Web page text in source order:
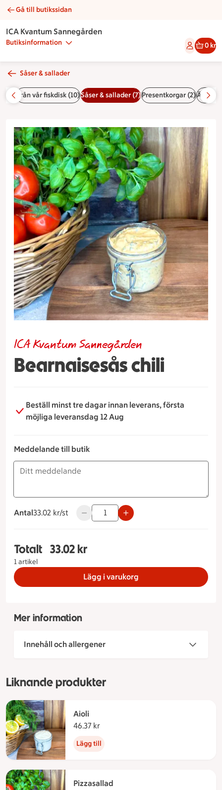
Bearnaisesås chili | Catering ICA Kvantum Sannegården
Gå till butikssidan
ICA Kvantum Sannegården
Butiksinformation 0 kr
Såser & sallader
(10) Från vår fiskdisk (10)Såser & sallader (7)Presentkorgar (2)
Bearnaisesås chili
ICA Kvantum Sannegården
Beställ minst tre dagar innan leverans, första
möjliga leveransdag 12 Aug
Meddelande till butik
Antal
33.02 kronor styck
33.02 kr/st Använd knapparna för att minska eller
Totalt
1 artikel
Totalt 1 stycken Bearnaisesås chili, 33.02 kronor
33.02 kr
Lägg i varukorg
Mer information
Innehåll och allergener
Liknande produkter
Aioli
46.37 kr
Lägg till
Pizzasallad